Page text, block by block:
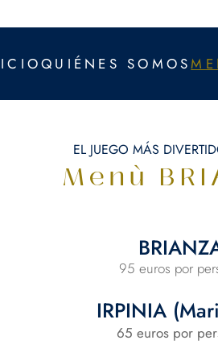
QUIÉNES SOMOS
EL JUEGO MÁS
Menù
95 euros por
IRPINIA
65 euros por